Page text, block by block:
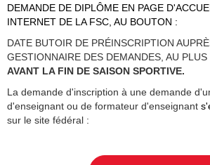
DEMANDE DE DIPLÔME EN PAGE
INTERNET DE LA FSC, AU BOUTON :
DATE BUTOIR DE PRÉINSCRIPTION
GESTIONNAIRE DES DEMANDES, AU PLUS
AVANT LA FIN DE SAISON SPORTIVE.
La demande d'inscription à une demande
d'enseignant ou de formateur d'enseignant
sur le site fédéral :